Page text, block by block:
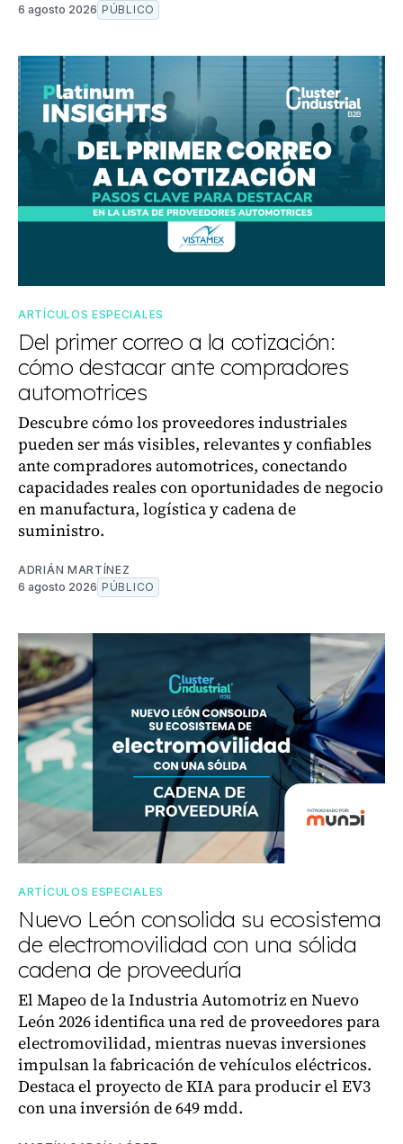
6 agosto 2026 PÚBLICO
ARTÍCULOS ESPECIALES
Del primer correo a la cotización:
cómo destacar ante compradores
automotrices
Descubre cómo los proveedores industriales
pueden ser más visibles, relevantes y confiables
ante compradores automotrices, conectando
capacidades reales con oportunidades de negocio
en manufactura, logística y cadena de
suministro.
ADRIÁN MARTÍNEZ
6 agosto 2026 PÚBLICO
ARTÍCULOS ESPECIALES
Nuevo León consolida su ecosistema
de electromovilidad con una sólida
cadena de proveeduría
El Mapeo de la Industria Automotriz en Nuevo
León 2026 identifica una red de proveedores para
electromovilidad, mientras nuevas inversiones
impulsan la fabricación de vehículos eléctricos.
Destaca el proyecto de KIA para producir el EV3
con una inversión de 649 mdd.